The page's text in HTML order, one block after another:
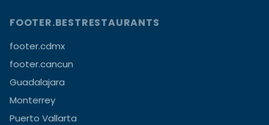
FOOTER.BESTRESTAURANTS
footer.cdmx
footer.cancun
Guadalajara
Monterrey
Puerto Vallarta